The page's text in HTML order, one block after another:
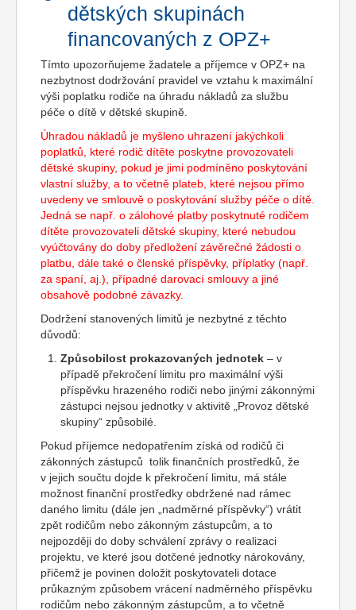
dětských skupinách
financovaných z OPZ+
Tímto upozorňujeme žadatele a příjemce v OPZ+ na
nezbytnost dodržování pravidel ve vztahu k maximální
výši poplatku rodiče na úhradu nákladů za službu
péče o dítě v dětské skupině.
Úhradou nákladů je myšleno uhrazení jakýchkoli
poplatků, které rodič dítěte poskytne provozovateli
dětské skupiny, pokud je jimi podmíněno poskytování
vlastní služby, a to včetně plateb, které nejsou přímo
uvedeny ve smlouvě o poskytování služby péče o dítě.
Jedná se např. o zálohové platby poskytnuté rodičem
dítěte provozovateli dětské skupiny, které nebudou
vyúčtovány do doby předložení závěrečné žádosti o
platbu, dále také o členské příspěvky, příplatky (např.
za spaní, aj.), případné darovací smlouvy a jiné
obsahově podobné závazky.
Dodržení stanovených limitů je nezbytné z těchto
důvodů:
Způsobilost prokazovaných jednotek – v
případě překročení limitu pro maximální výši
příspěvku hrazeného rodiči nebo jinými zákonnými
zástupci nejsou jednotky v aktivitě „Provoz dětské
skupiny“ způsobilé.
Pokud příjemce nedopatřením získá od rodičů či
zákonných zástupců tolik finančních prostředků, že
v jejich součtu dojde k překročení limitu, má stále
možnost finanční prostředky obdržené nad rámec
daného limitu (dále jen „nadměrné příspěvky“) vrátit
zpět rodičům nebo zákonným zástupcům, a to
nejpozději do doby schválení zprávy o realizaci
projektu, ve které jsou dotčené jednotky nárokovány,
přičemž je povinen doložit poskytovateli dotace
průkazným způsobem vrácení nadměrného příspěvku
rodičům nebo zákonným zástupcům, a to včetně